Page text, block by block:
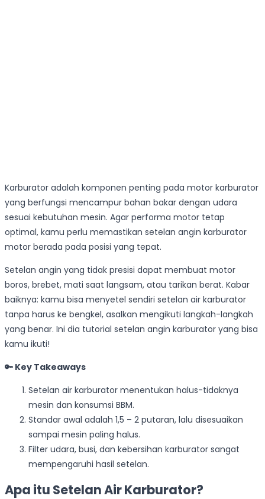
Karburator adalah komponen penting pada motor karburator
yang berfungsi mencampur bahan bakar dengan udara
sesuai kebutuhan mesin. Agar performa motor tetap
optimal, kamu perlu memastikan setelan angin karburator
motor berada pada posisi yang tepat.
Setelan angin yang tidak presisi dapat membuat motor
boros, brebet, mati saat langsam, atau tarikan berat. Kabar
baiknya: kamu bisa menyetel sendiri setelan air karburator
tanpa harus ke bengkel, asalkan mengikuti langkah-langkah
yang benar. Ini dia tutorial setelan angin karburator yang bisa
kamu ikuti!
🔑 Key Takeaways
Setelan air karburator menentukan halus-tidaknya
mesin dan konsumsi BBM.
Standar awal adalah 1,5 – 2 putaran, lalu disesuaikan
sampai mesin paling halus.
Filter udara, busi, dan kebersihan karburator sangat
mempengaruhi hasil setelan.
Apa itu Setelan Air Karburator?